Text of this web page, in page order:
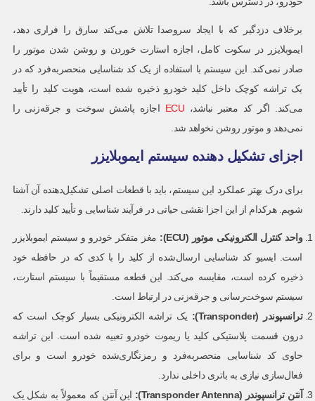
برخلاف دزدگیر که با ایجاد سروصدا تلاش می‌کند سارق را فراری دهد،
ایموبلایزر در سکوت کامل، اجازه استارت خوردن و روشن شدن موتور را
صادر نمی‌کند. این سیستم با استفاده از یک کد شناسایی منحصربه‌فرد که در
یک تراشه کوچک داخل کلید خودرو ذخیره شده است، هویت کلید را تأیید
می‌کند. اگر کد معتبر نباشد، ECU اجازه پاشش سوخت و جرقه‌زنی را
نمی‌دهد و موتور روشن نخواهد شد.
اجزای تشکیل دهنده سیستم ایموبلایزر
برای درک بهتر عملکرد این سیستم، باید با قطعات اصلی تشکیل‌دهنده آن آشنا
شویم. هرکدام از این اجزا نقشی حیاتی در فرآیند شناسایی و تأیید کلید دارند.
واحد کنترل الکترونیکی موتور (ECU):
مغز متفکر خودرو و سیستم ایموبلایزر
است. ایسیو کد شناسایی ارسال‌شده از کلید را با کدی که در حافظه خود
ذخیره کرده است، مقایسه می‌کند. این قطعه مستقیماً با سیستم استارت،
سیستم سوخت‌رسانی و جرقه‌زنی در ارتباط است.
ترانسپوندر
(Transponder):
یک تراشه الکترونیکی بسیار کوچک است که
درون قسمت پلاستیکی کلید یا ریموت خودرو تعبیه شده است. این تراشه
حاوی کد شناسایی منحصربه‌فرد و رمزنگاری‌شده خودرو است و برای
فعال‌سازی نیازی به باتری داخلی ندارد.
آنتن ترانسپوندر (Transponder Antenna):
این آنتن که معمولاً به شکل یک